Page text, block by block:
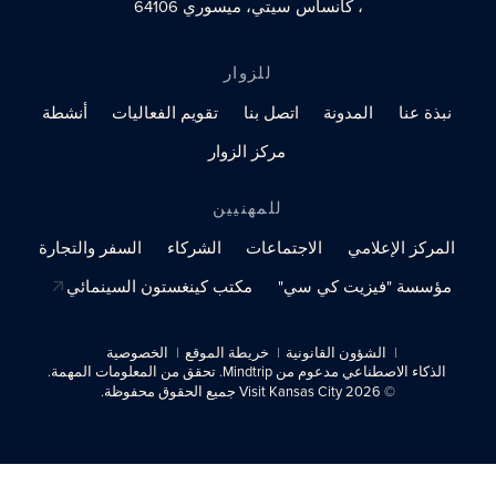
، كانساس سيتي، ميسوري 64106
للزوار
نبذة عنا
المدونة اتصل بنا تقويم الفعاليات
أنشطة
مركز الزوار
للمهنيين
المركز الإعلامي
الاجتماعات الشركاء
السفر والتجارة
مؤسسة "فيزيت كي سي"
مكتب كينغستون السينمائي
الشؤون القانونية خريطة الموقع
الخصوصية
الذكاء الاصطناعي مدعوم من Mindtrip. تحقق من المعلومات المهمة.
© 2026 Visit Kansas City جميع الحقوق محفوظة.